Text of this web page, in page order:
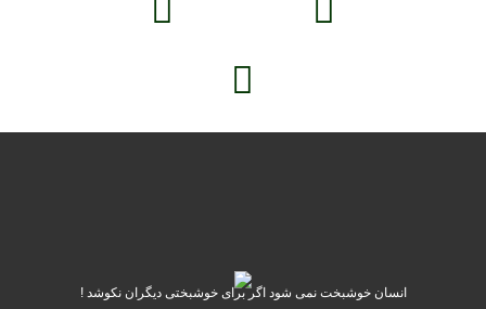
انسان خوشبخت نمی شود اگر برای خوشبختی دیگران نکوشد !